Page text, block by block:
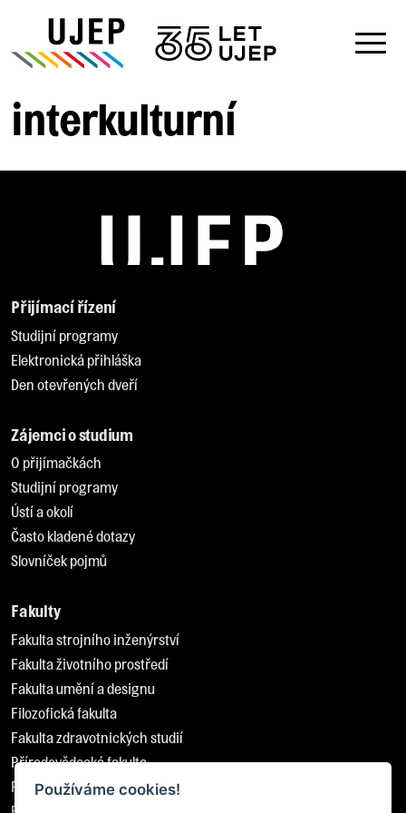
interkulturní
Přijímací řízení
Studijní programy
Elektronická přihláška
Den otevřených dveří
Zájemci o studium
O přijímačkách
Studijní programy
Ústí a okolí
Často kladené dotazy
Slovníček pojmů
Fakulty
Fakulta strojního inženýrství
Fakulta životního prostředí
Fakulta umění a designu
Filozofická fakulta
Fakulta zdravotnických studií
Přírodovědecká fakulta
Pedagogická fakulta
Používáme cookies!